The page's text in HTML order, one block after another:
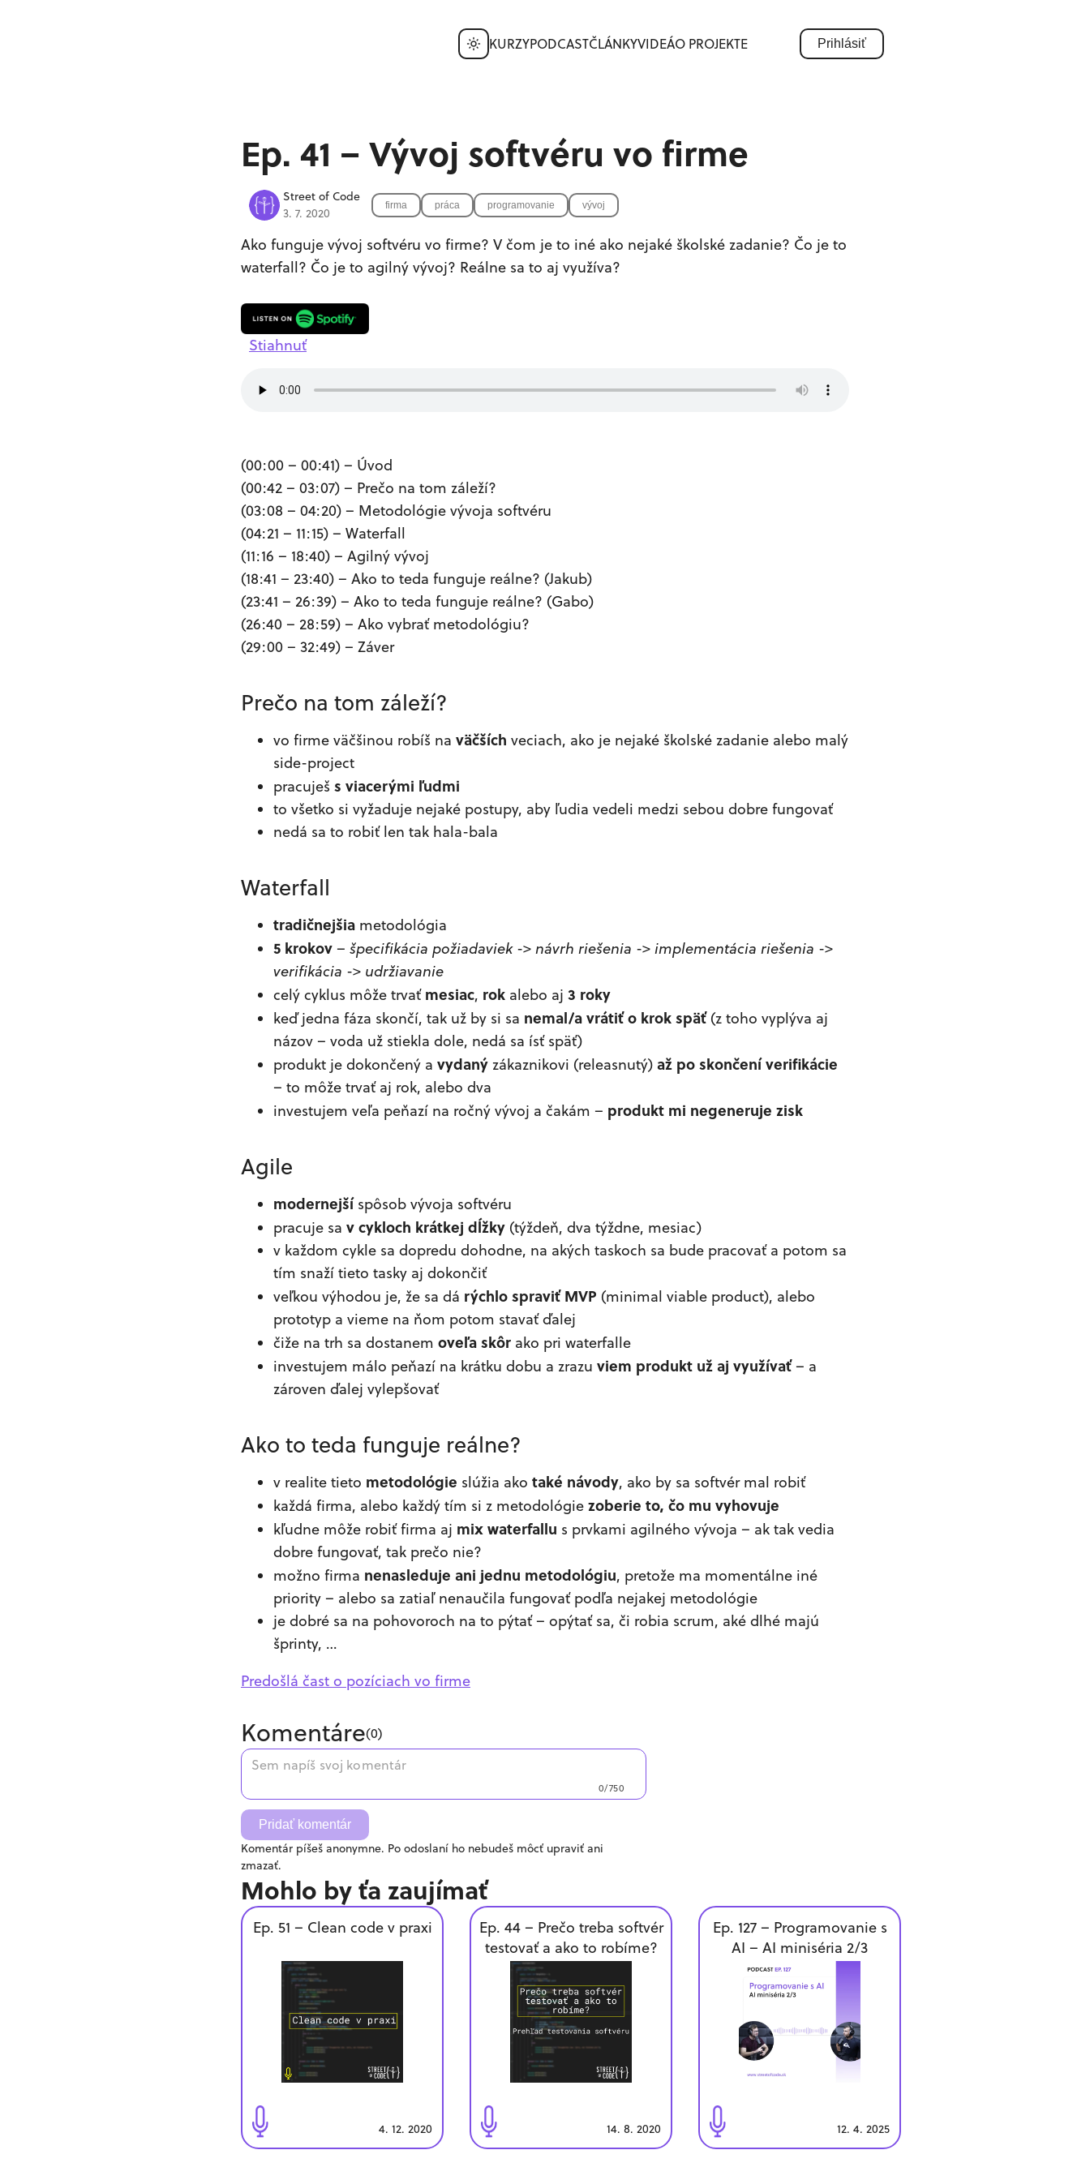
KURZYPODCASTČLÁNKYVIDEÁO PROJEKTE Prihlásiť
Ep. 41 – Vývoj softvéru vo firme
Street of Code
3. 7. 2020
firma práca programovanie vývoj
Ako funguje vývoj softvéru vo firme? V čom je to iné ako nejaké školské zadanie? Čo je to
waterfall? Čo je to agilný vývoj? Reálne sa to aj využíva?
Stiahnuť
(00:00 – 00:41) – Úvod
(00:42 – 03:07) – Prečo na tom záleží?
(03:08 – 04:20) – Metodológie vývoja softvéru
(04:21 – 11:15) – Waterfall
(11:16 – 18:40) – Agilný vývoj
(18:41 – 23:40) – Ako to teda funguje reálne? (Jakub)
(23:41 – 26:39) – Ako to teda funguje reálne? (Gabo)
(26:40 – 28:59) – Ako vybrať metodológiu?
(29:00 – 32:49) – Záver
Prečo na tom záleží?
vo firme väčšinou robíš na väčších veciach, ako je nejaké školské zadanie alebo malý
side-project
pracuješ s viacerými ľudmi
to všetko si vyžaduje nejaké postupy, aby ľudia vedeli medzi sebou dobre fungovať
nedá sa to robiť len tak hala-bala
Waterfall
tradičnejšia metodológia
5 krokov – špecifikácia požiadaviek-> návrh riešenia -> implementácia riešenia ->
verifikácia -> udržiavanie
celý cyklus môže trvať mesiac, rok alebo aj 3 roky
keď jedna fáza skončí, tak už by si sa nemal/a vrátiť o krok späť(z toho vyplýva aj
názov – voda už stiekla dole, nedá sa ísť späť)
produkt je dokončený a vydaný zákaznikovi (releasnutý) až po skončení verifikácie
– to môže trvať aj rok, alebo dva
investujem veľa peňazí na ročný vývoj a čakám – produkt mi negeneruje zisk
Agile
modernejšíspôsob vývoja softvéru
pracuje sa v cykloch krátkej dĺžky (týždeň, dva týždne, mesiac)
v každom cykle sa dopredu dohodne, na akých taskoch sa bude pracovať a potom sa
tím snaží tieto tasky aj dokončiť
veľkou výhodou je, že sa dá rýchlo spraviť MVP (minimal viable product), alebo
prototyp a vieme na ňom potom stavať ďalej
čiže na trh sa dostanem oveľa skôr ako pri waterfalle
investujem málo peňazí na krátku dobu a zrazu viem produkt už aj využívať– a
zároven ďalej vylepšovať
Ako to teda funguje reálne?
v realite tieto metodológie slúžia ako také návody, ako by sa softvér mal robiť
každá firma, alebo každý tím si z metodológie zoberie to, čo mu vyhovuje
kľudne môže robiť firma aj mix waterfallu s prvkami agilného vývoja – ak tak vedia
dobre fungovať, tak prečo nie?
možno firma nenasleduje ani jednu metodológiu, pretože ma momentálne iné
priority – alebo sa zatiaľ nenaučila fungovať podľa nejakej metodológie
je dobré sa na pohovoroch na to pýtať – opýtať sa, či robia scrum, aké dlhé majú
šprinty, …
Predošlá čast o pozíciach vo firme
Komentáre(0)
0/750
Pridať komentár
Komentár píšeš anonymne. Po odoslaní ho nebudeš môcť upraviť ani
zmazať.
Mohlo by ťa zaujímať
Ep. 51 – Clean code v praxi
4. 12. 2020
Ep. 44 – Prečo treba softvér
testovať a ako to robíme?
14. 8. 2020
Ep. 127 – Programovanie s
AI – AI miniséria 2/3
12. 4. 2025